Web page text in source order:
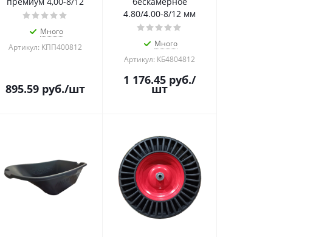
Много
Артикул: КПП400812
895.59 руб./шт
4.80/4.00-8/12 мм
Много
Артикул: КБ4804812
1 176.45 руб./
шт